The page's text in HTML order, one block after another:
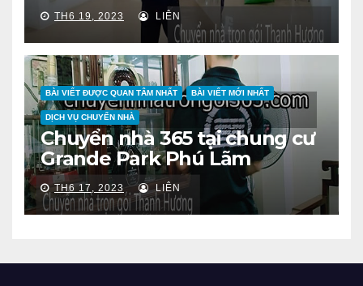
TH6 19, 2023 LIÊN
BÀI VIẾT ĐƯỢC QUAN TÂM NHẤT BÀI VIẾT MỚI NHẤT
DỊCH VỤ CHUYỂN NHÀ
Chuyển nhà 365 tại chung cư
Grande Park Phú Lãm
TH6 17, 2023 LIÊN